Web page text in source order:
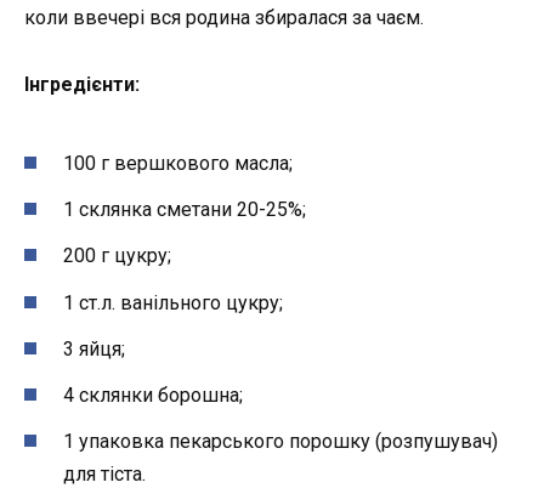
коли ввечері вся родина збиралася за чаєм.
Інгредієнти:
100 г вершкового масла;
1 склянка сметани 20-25%;
200 г цукру;
1 ст.л. ванільного цукру;
3 яйця;
4 склянки борошна;
1 упаковка пекарського порошку (розпушувач)
для тіста.